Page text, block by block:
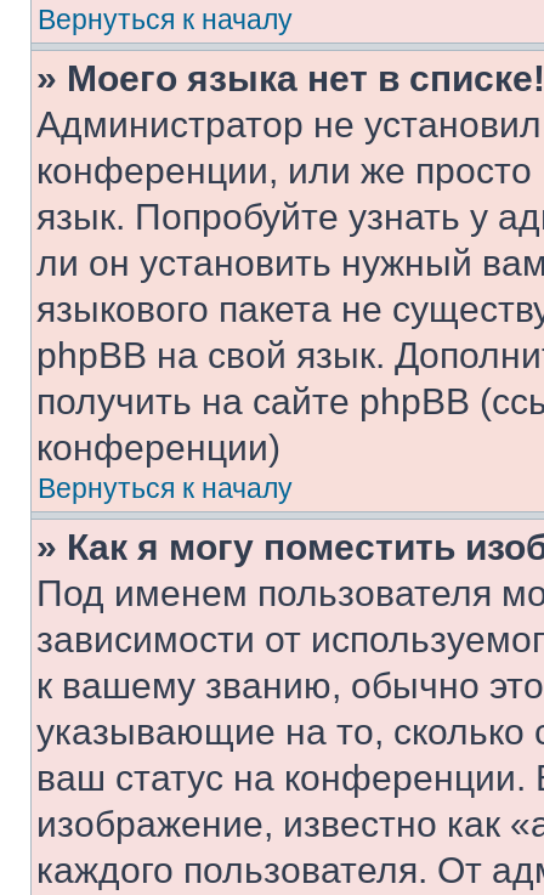
Вернуться к началу
» Моего языка нет в списке!
Администратор не
конференции, или же
язык. Попробуйте узнать у
ли он установить нужный
языкового пакета не
phpBB на свой язык.
получить на сайте phpBB
конференции)
Вернуться к началу
» Как я могу поместить
Под именем пользователя
зависимости от
к вашему званию, обычно это
указывающие на то,
ваш статус на
изображение, известно как
каждого пользователя. От